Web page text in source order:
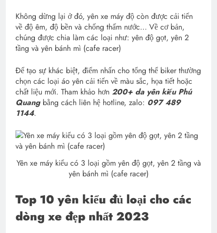
Không dừng lại ở đó, yên xe máy độ còn được cải tiến
về độ êm, độ bền và chống thấm nước… Về cơ bản,
chúng được chia làm các loại như: yên độ gọt, yên 2
tầng và yên bánh mì (cafe racer)
Để tạo sự khác biệt, điểm nhấn cho tổng thể biker thường
chọn các loại áo yên cải tiến về màu sắc, họa tiết hoặc
chất liệu mới. Tham khảo hơn 200+ da yên kiểu Phú
Quangbằng cách liên hệ hotline, zalo: 097 489
1144.
Yên xe máy kiểu có 3 loại gồm yên độ gọt, yên 2 tầng và
yên bánh mì (cafe racer)
Top 10 yên kiểu đủ loại cho các
dòng xe đẹp nhất 2023